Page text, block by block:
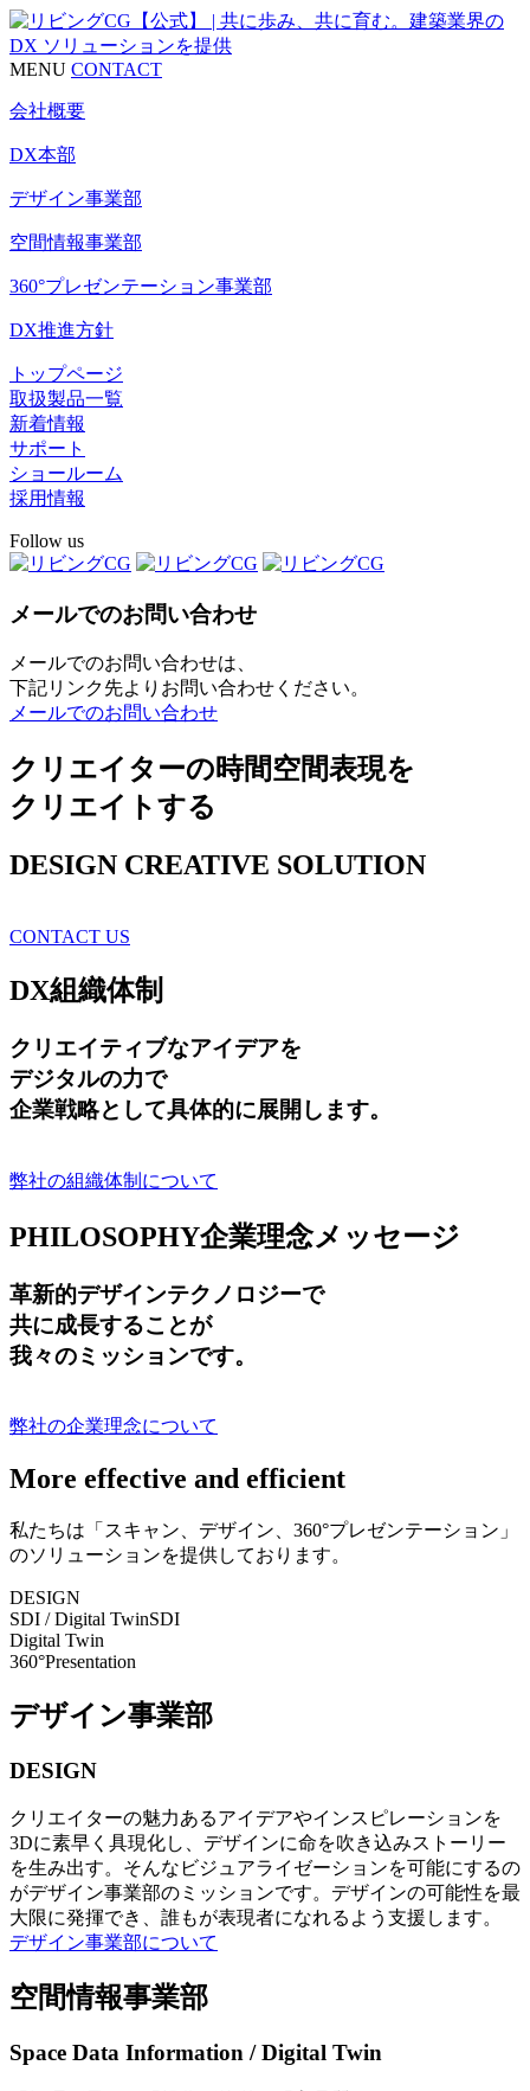
MENU CONTACT
会社概要
DX本部
デザイン事業部
空間情報事業部
360°プレゼンテーション事業部
DX推進方針
トップページ
取扱製品一覧
新着情報
サポート
ショールーム
採用情報
Follow us
メールでのお問い合わせ
メールでのお問い合わせは、
下記リンク先よりお問い合わせください。
メールでのお問い合わせ
クリエイターの時間空間表現を
クリエイトする
DESIGN CREATIVE SOLUTION
CONTACT US
DX組織体制
クリエイティブなアイデアを
デジタルの力で
企業戦略として具体的に展開します。
弊社の組織体制について
PHILOSOPHY企業理念メッセージ
革新的デザインテクノロジーで
共に成長することが
我々のミッションです。
弊社の企業理念について
More effective and efficient
私たちは「スキャン、デザイン、360°プレゼンテーション」
のソリューションを提供しております。
DESIGN
SDI / Digital TwinSDI
Digital Twin
360°Presentation
デザイン事業部
DESIGN
クリエイターの魅力あるアイデアやインスピレーションを
3Dに素早く具現化し、デザインに命を吹き込みストーリー
を生み出す。そんなビジュアライゼーションを可能にするの
がデザイン事業部のミッションです。デザインの可能性を最
大限に発揮でき、誰もが表現者になれるよう支援します。
デザイン事業部について
空間情報事業部
Space Data Information / Digital Twin